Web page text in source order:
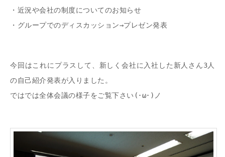
・近況や会社の制度についてのお知らせ
・グループでのディスカッション→プレゼン発表
今回はこれにプラスして、新しく会社に入社した新人さん3人
の自己紹介発表が入りました。
ではでは全体会議の様子をご覧下さい(･ω･)ノ